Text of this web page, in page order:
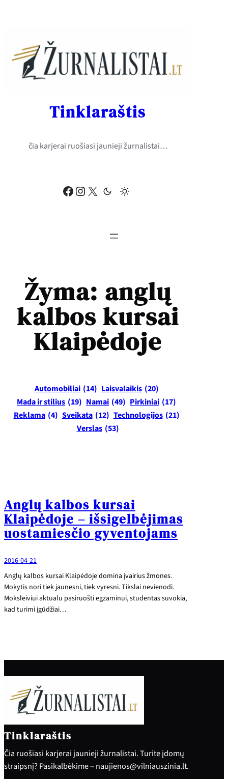
Facebook Instagram X
Tinklaraštis
čia karjerai ruošiasi jaunieji žurnalistai…
Žyma: anglų
kalbos kursai
Klaipėdoje
Automobiliai (14) Laisvalaikis (20)
Mada ir stilius (19) Namai (49) Pirkiniai (17)
Reklama (4) Sveikata (12) Technologijos (21)
Verslas (53)
Anglų kalbos kursai
Klaipėdoje – išsigelbėjimas
uostamiesčio gyventojams
2016-04-21
Anglų kalbos kursai Klaipėdoje domina įvairius žmones.
Mokytis nori tiek jaunesni, tiek vyresni. Tikslai nevienodi.
Moksleiviui aktualu pasiruošti egzaminui, studentas suvokia,
kad turimi įgūdžiai…
Tinklaraštis
Čia ruošiasi karjerai jaunieji žurnalistai. Turite įdomų
straipsnį? Pasikalbėkime – naujienos@vilniauszinia.lt.